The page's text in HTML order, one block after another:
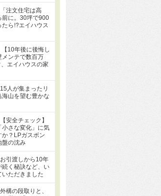
注文住宅は高
前に。30坪で900
たら⁉エイハウス
10年後に後悔し
メンテで数百万
エイハウスの家
人が集まったリ
海山を望む豊かな
安全チェック】
小さな変化」に気
か？LPガスボン
盤の沈み
引渡しから10年
続く秘訣など、い
いただきました
構の段取りと、